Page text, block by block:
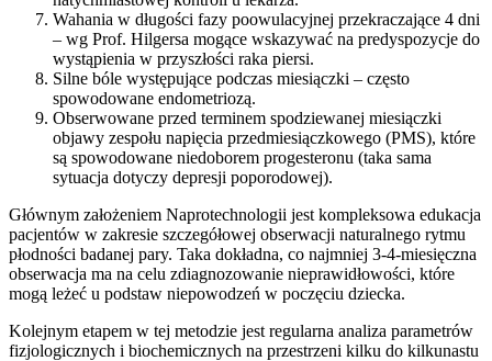
Wahania w długości fazy poowulacyjnej przekraczające 4 dni
– wg Prof. Hilgersa mogące wskazywać na predyspozycje do
wystąpienia w przyszłości raka piersi.
Silne bóle występujące podczas miesiączki – często
spowodowane endometriozą.
Obserwowane przed terminem spodziewanej miesiączki
objawy zespołu napięcia przedmiesiączkowego (PMS), które
są spowodowane niedoborem progesteronu (taka sama
sytuacja dotyczy depresji poporodowej).
Głównym założeniem Naprotechnologii jest kompleksowa edukacja
pacjentów w zakresie szczegółowej obserwacji naturalnego rytmu
płodności badanej pary. Taka dokładna, co najmniej 3-4-miesięczna
obserwacja ma na celu zdiagnozowanie nieprawidłowości, które
mogą leżeć u podstaw niepowodzeń w poczęciu dziecka.
Kolejnym etapem w tej metodzie jest regularna analiza parametrów
fizjologicznych i biochemicznych na przestrzeni kilku do kilkunastu